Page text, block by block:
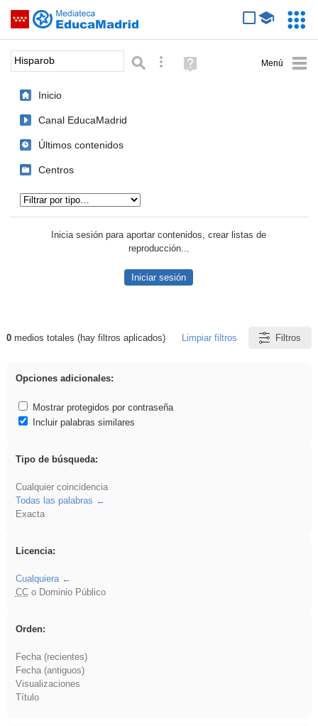
Saltar navegación
Palabra o frase: Búsqueda avanzada
Ayuda
(en
Inicio
Canal EducaMadrid
Últimos contenidos
Centros
Inicia sesión para aportar contenidos, crear listas de
reproducción...
Iniciar sesión
Resultados de: Hisparob
0medios totales (hay filtros aplicados) Limpiar filtros Filtros
Opciones adicionales:
Mostrar protegidos por contraseña
Incluir palabras similares
Tipo de búsqueda:
Cualquier coincidencia
Todas las palabras
Exacta
Licencia:
Cualquiera
CCo Dominio Público
Orden:
Fecha (recientes)
Fecha (antiguos)
Visualizaciones
Título